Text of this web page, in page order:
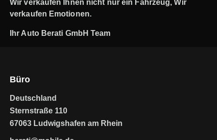
Wir verkaufen Ihnen nicht nur ein Fahrzeug, Wir
verkaufen Emotionen.
Ihr Auto Berati GmbH Team
Büro
Deutschland
Sternstraße 110
67063 Ludwigshafen am Rhein